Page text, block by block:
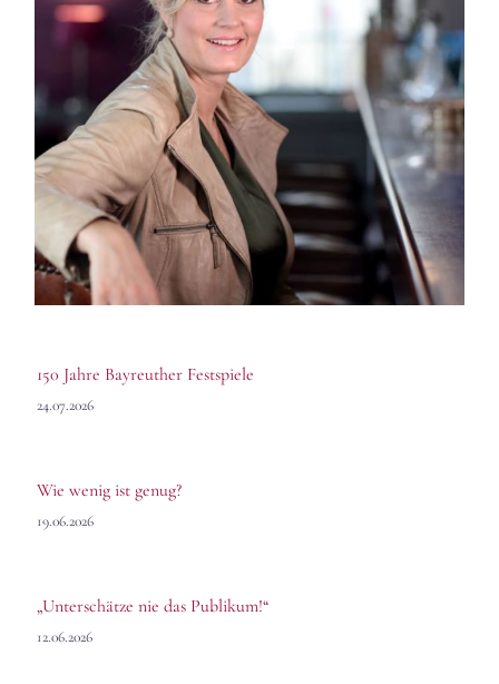
150 Jahre Bayreuther Festspiele
24.07.2026
Wie wenig ist genug?
19.06.2026
„Unterschätze nie das Publikum!“
12.06.2026